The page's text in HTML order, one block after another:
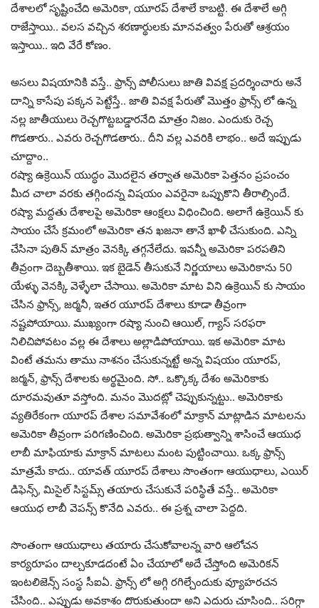
దేశాలలో సృష్టించేది అమెరికా, యూరప్ దేశాలే కాబట్టి. ఈ దేశాలే అగ్గి
రాజేస్తాయి.. వలస వచ్చిన శరణార్థులకు మానవత్వం పేరుతో ఆశ్రయం
ఇస్తాయి.. ఇది వేరే కోణం.
అసలు విషయానికి వస్తే.. ఫ్రాన్స్ పోలీసులు జాతి వివక్ష ప్రదర్శించారు అనే
దాన్ని కాసేపు పక్కన పెట్టేస్తే.. జాతి వివక్ష పేరుతో మొత్తం ఫ్రాన్స్ లో ఉన్న
నల్ల జాతీయులు రెచ్చగొట్టబడ్డారనేది మాత్రం నిజం. ఎందుకు రెచ్చ
గొడతారు.. ఎవరు రెచ్చగొడతారు.. దీని వల్ల ఎవరికి లాభం.. అదే ఇప్పుడు
చూద్దాం..
రష్యా ఉక్రెయిన్ యుద్ధం మొదలైన తర్వాత అమెరికా పెత్తనం ప్రపంచం
మీద చాలా వరకు తగ్గిందన్న విషయం ఎవరైనా ఒప్పుకొని తీరాల్సిందే.
రష్యా మద్దతు దేశాలపై అమెరికా ఆంక్షలు విధించింది. అలాగే ఉక్రెయిన్ కు
సాయం చేసే క్రమంలో అమెరికా తన ఖజనా తానే ఖాళీ చేసుకుంది. ఎన్ని
చేసినా పుతిన్ మాత్రం వెనక్కి తగ్గనేలేదు. ఇవన్నీ అమెరికా పరపతిని
తీవ్రంగా దెబ్బతీశాయి. ఇక బైడెన్ తీసుకునే నిర్ణయాలు అమెరికాను 50
యేళ్ళు వెనక్కి వెళ్ళేలా చేసాయి. అమెరికా మాట విని ఉక్రెయిన్ కు సాయం
చేసిన ఫ్రాన్స్, జర్మనీ, ఇతర యూరప్ దేశాలు కూడా తీవ్రంగా
నష్టపోయాయి. ముఖ్యంగా రష్యా నుంచి ఆయిల్, గ్యాస్ సరఫరా
నిలిచిపోవటం వల్ల ఈ దేశాలు అల్లాడిపోయాయి. ఇక అమెరికా మాట
వింటే తమను తాము నాశనం చేసుకున్నట్టే అన్న విషయం యూరప్,
జర్మన్, ఫ్రాన్స్ దేశాలకు అర్థమైంది. సో.. ఒక్కొక్క దేశం అమెరికాకు
దూరమవుతూ వస్తోంది. మనం మొదట్లో చెప్పుకున్నట్టు.. అమెరికాకు
వ్యతిరేకంగా యూరప్ దేశాల సమావేశంలో మాక్రాన్ మాట్లాడిన మాటలను
అమెరికా తీవ్రంగా పరిగణించింది. అమెరికా ప్రభుత్వాన్ని శాసించే ఆయుధ
లాబీ మాఫియాకు మాక్రాన్ మాటలు మంట పుట్టించాయి. ఒక్క ఫ్రాన్స్
మాత్రమే కాదు.. యావత్ యూరప్ దేశాలు సొంతంగా ఆయుధాలు, ఎయిర్
డిఫెన్స్, మిసైల్ సిస్టమ్స్ తయారు చేసుకునే పరిస్థితే వస్తే.. అమెరికా
ఆయుధ లాబీ వెపన్స్ కొనేది ఎవరు.. ఈ ప్రశ్న చాలా పెద్దది.
సొంతంగా ఆయుధాలు తయారు చేసుకోవాలన్న వారి ఆలోచన
కార్యరూపం దాల్చకూడదంటే ఏం చేయాలో అదే చేస్తోంది అమెరికన్
ఇంటలిజెన్స్ సంస్థ సీఐఏ. ఫ్రాన్స్ లో అగ్గి రగిల్చేందుకు వ్యూహరచన
చేసింది.. ఎప్పుడు అవకాశం దొరుకుతుందా అని ఎదురు చూసింది.. సరిగ్గా